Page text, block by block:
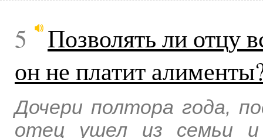
5
Позволять ли отцу
он не платит
Дочери полтора года,
отец ушел из семьи и